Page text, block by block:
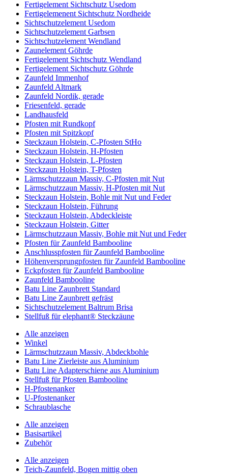
Fertigelement Sichtschutz Usedom
Fertigelemenent Sichtschutz Nordheide
Sichtschutzelement Usedom
Sichtschutzelement Garbsen
Sichtschutzelement Wendland
Zaunelement Göhrde
Fertigelement Sichtschutz Wendland
Fertigelement Sichtschutz Göhrde
Zaunfeld Immenhof
Zaunfeld Altmark
Zaunfeld Nordik, gerade
Friesenfeld, gerade
Landhausfeld
Pfosten mit Rundkopf
Pfosten mit Spitzkopf
Steckzaun Holstein, C-Pfosten StHo
Steckzaun Holstein, H-Pfosten
Steckzaun Holstein, L-Pfosten
Steckzaun Holstein, T-Pfosten
Lärmschutzzaun Massiv, C-Pfosten mit Nut
Lärmschutzzaun Massiv, H-Pfosten mit Nut
Steckzaun Holstein, Bohle mit Nut und Feder
Steckzaun Holstein, Führung
Steckzaun Holstein, Abdeckleiste
Steckzaun Holstein, Gitter
Lärmschutzzaun Massiv, Bohle mit Nut und Feder
Pfosten für Zaunfeld Bambooline
Anschlusspfosten für Zaunfeld Bambooline
Höhenversprungpfosten für Zaunfeld Bambooline
Eckpfosten für Zaunfeld Bambooline
Zaunfeld Bambooline
Batu Line Zaunbrett Standard
Batu Line Zaunbrett gefräst
Sichtschutzelement Baltrum Brisa
Stellfuß für elephant® Steckzäune
Alle anzeigen
Winkel
Lärmschutzzaun Massiv, Abdeckbohle
Batu Line Zierleiste aus Aluminium
Batu Line Adapterschiene aus Aluminium
Stellfuß für Pfosten Bambooline
H-Pfostenanker
U-Pfostenanker
Schraublasche
Alle anzeigen
Basisartikel
Zubehör
Alle anzeigen
Teich-Zaunfeld, Bogen mittig oben